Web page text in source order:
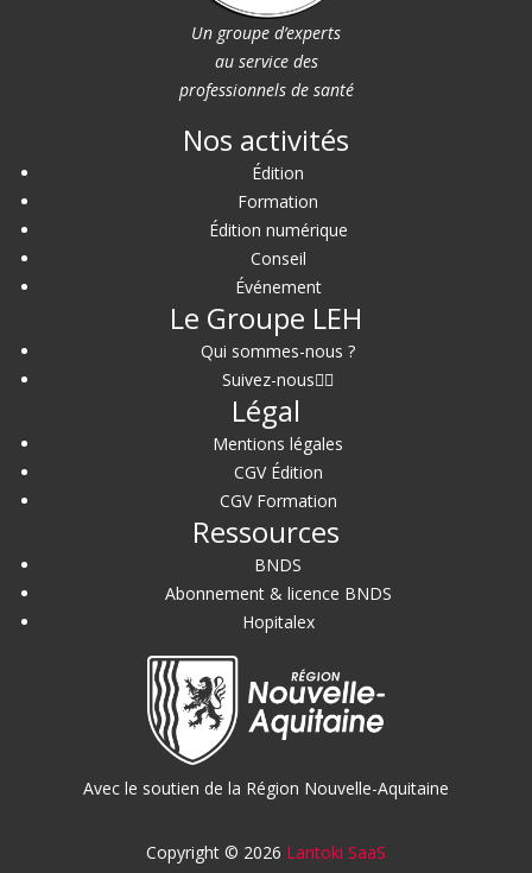
Un groupe d’experts
au service des
professionnels de santé
Nos activités
Édition
Formation
Édition numérique
Conseil
Événement
Le Groupe LEH
Qui sommes-nous ?
Suivez-nous
Légal
Mentions légales
CGV Édition
CGV Formation
Ressources
BNDS
Abonnement & licence BNDS
Hopitalex
Avec le soutien de la Région Nouvelle-Aquitaine
Copyright © 2026 Lantoki SaaS